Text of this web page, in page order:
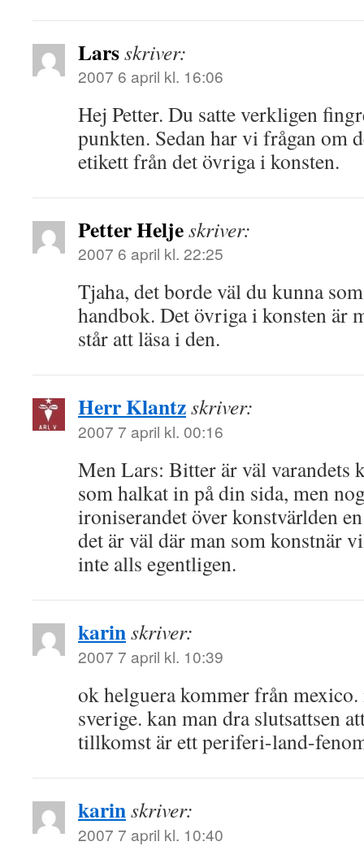
Larsskriver:
2007 6 april kl. 16:06
Hej Petter. Du satte verkligen
punkten. Sedan har vi frågan om
etikett från det övriga i konsten.
Petter Heljeskriver:
2007 6 april kl. 22:25
Tjaha, det borde väl du kunna
handbok. Det övriga i konsten är
står att läsa i den.
Herr Klantzskriver:
2007 7 april kl. 00:16
Men Lars: Bitter är väl varandets
som halkat in på din sida, men
ironiserandet över konstvärlden
det är väl där man som konstnär
inte alls egentligen.
karinskriver:
2007 7 april kl. 10:39
ok helguera kommer från
sverige. kan man dra slutsattsen
tillkomst är ett periferi-land-
karinskriver:
2007 7 april kl. 10:40